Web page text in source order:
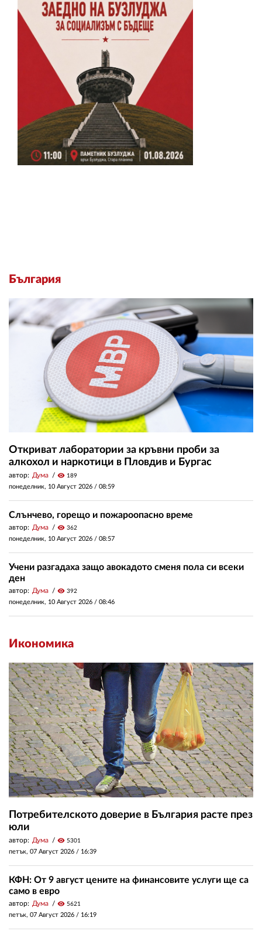
България
Откриват лаборатории за кръвни проби за
алкохол и наркотици в Пловдив и Бургас
автор: Дума visibility 189
понеделник, 10 Август 2026 / 08:59
Слънчево, горещо и пожароопасно време
автор: Дума visibility 362
понеделник, 10 Август 2026 / 08:57
Учени разгадаха защо авокадото сменя пола си всеки
ден
автор: Дума visibility 392
понеделник, 10 Август 2026 / 08:46
Икономика
Потребителското доверие в България расте през
юли
автор: Дума visibility 5301
петък, 07 Август 2026 / 16:39
КФН: От 9 август цените на финансовите услуги ще са
само в евро
автор: Дума visibility 5621
петък, 07 Август 2026 / 16:19